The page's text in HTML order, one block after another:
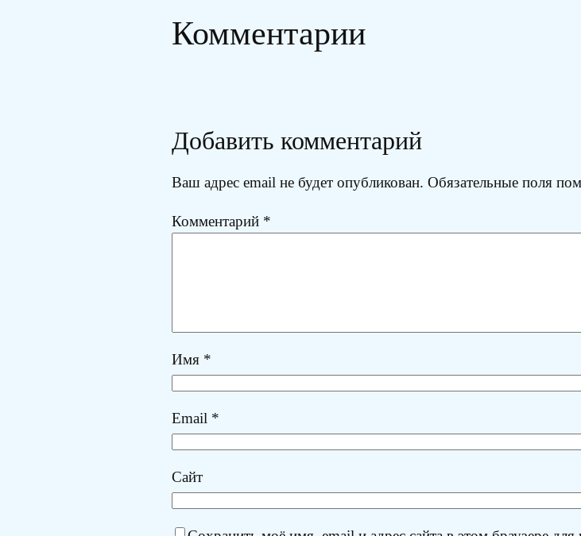
Комментарии
Добавить комментарий
Ваш адрес email не будет опубликован. Обязательные поля
Комментарий *
Имя *
Email *
Сайт